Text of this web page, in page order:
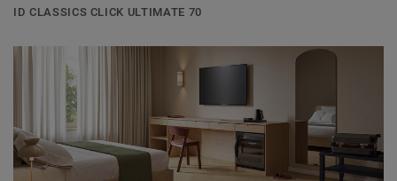
ID CLASSICS CLICK ULTIMATE 70